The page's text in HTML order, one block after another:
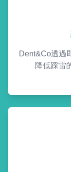
Dent&Co透過
降低踩雷